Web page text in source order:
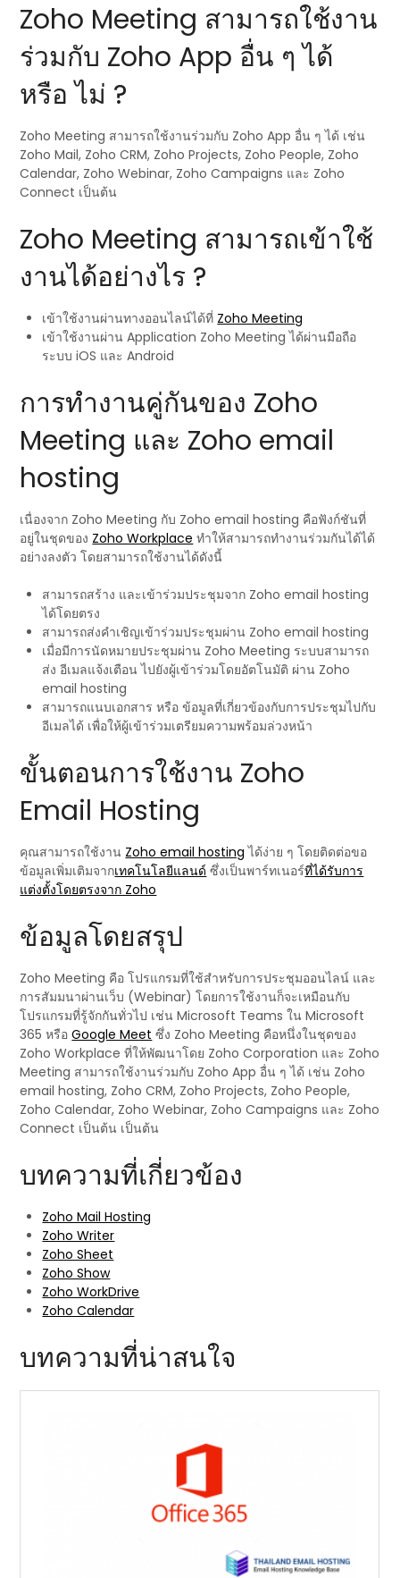
Zoho Meeting สามารถใช้งาน
ร่วมกับ Zoho App อื่น ๆ ได้
หรือ ไม่ ?
Zoho Meeting สามารถใช้งานร่วมกับ Zoho App อื่น ๆ ได้ เช่น
Zoho Mail, Zoho CRM, Zoho Projects, Zoho People, Zoho
Calendar, Zoho Webinar, Zoho Campaigns และ Zoho
Connect เป็นต้น
Zoho Meeting สามารถเข้าใช้
งานได้อย่างไร ?
เข้าใช้งานผ่านทางออนไลน์ได้ที่ Zoho Meeting
เข้าใช้งานผ่าน Application Zoho Meeting ได้ผ่านมือถือ
ระบบ iOS และ Android
การทำงานคู่กันของ Zoho
Meeting และ Zoho email
hosting
เนื่องจาก Zoho Meeting กับ Zoho email hosting คือฟังก์ชันที่
อยู่ในชุดของ Zoho Workplace ทำให้สามารถทำงานร่วมกันได้ได้
อย่างลงตัว โดยสามารถใช้งานได้ดังนี้
สามารถสร้าง และเข้าร่วมประชุมจาก Zoho email hosting
ได้โดยตรง
สามารถส่งคำเชิญเข้าร่วมประชุมผ่าน Zoho email hosting
เมื่อมีการนัดหมายประชุมผ่าน Zoho Meeting ระบบสามารถ
ส่ง อีเมลแจ้งเตือน ไปยังผู้เข้าร่วมโดยอัตโนมัติ ผ่าน Zoho
email hosting
สามารถแนบเอกสาร หรือ ข้อมูลที่เกี่ยวข้องกับการประชุมไปกับ
อีเมลได้ เพื่อให้ผู้เข้าร่วมเตรียมความพร้อมล่วงหน้า
ขั้นตอนการใช้งาน Zoho
Email Hosting
คุณสามารถใช้งาน Zoho email hosting ได้ง่าย ๆ โดยติดต่อขอ
ข้อมูลเพิ่มเติมจากเทคโนโลยีแลนด์ ซึ่งเป็นพาร์ทเนอร์ที่ได้รับการ
แต่งตั้งโดยตรงจาก Zoho
ข้อมูลโดยสรุป
Zoho Meeting คือ โปรแกรมที่ใช้สำหรับการประชุมออนไลน์ และ
การสัมมนาผ่านเว็บ (Webinar) โดยการใช้งานก็จะเหมือนกับ
โปรแกรมที่รู้จักกันทั่วไป เช่น Microsoft Teams ใน Microsoft
365 หรือGoogle Meet ซึ่ง Zoho Meeting คือหนึ่งในชุดของ
Zoho Workplace ที่ให้พัฒนาโดย Zoho Corporation และ Zoho
Meeting สามารถใช้งานร่วมกับ Zoho App อื่น ๆ ได้ เช่น Zoho
email hosting, Zoho CRM, Zoho Projects, Zoho People,
Zoho Calendar, Zoho Webinar, Zoho Campaigns และ Zoho
Connect เป็นต้น เป็นต้น
บทความที่เกี่ยวข้อง
Zoho Mail Hosting
Zoho Writer
Zoho Sheet
Zoho Show
Zoho WorkDrive
Zoho Calendar
บทความที่น่าสนใจ